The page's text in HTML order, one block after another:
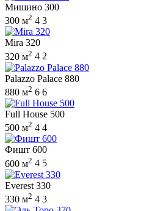
Мишино 300
300 м2 4 3
Mira 320
320 м2 4 2
Palazzo Palace 880
880 м2 6 6
Full House 500
500 м2 4 4
Фишт 600
600 м2 4 5
Everest 330
330 м2 4 3